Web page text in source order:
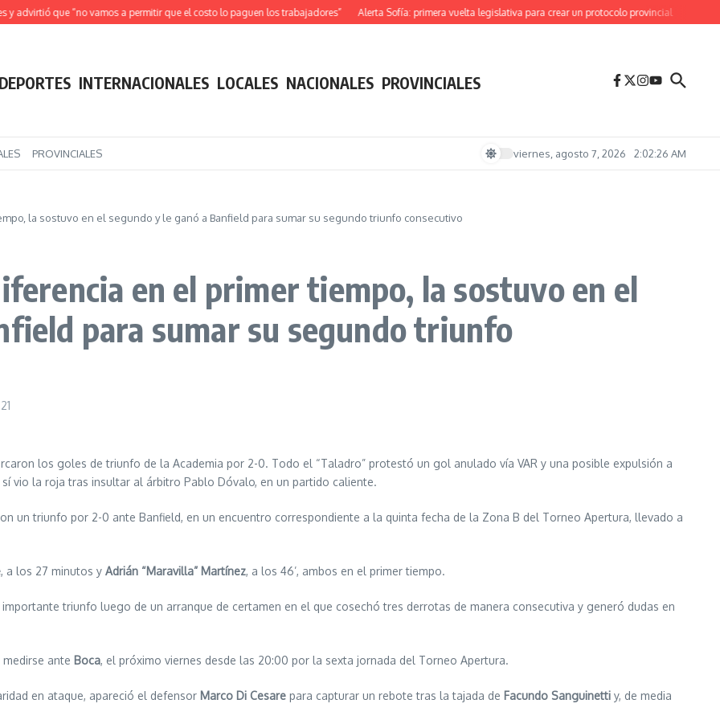
que “no vamos a permitir que el costo lo paguen los trabajadores” Alerta Sofía: primera vuelta legislativa para crear un protocolo provincial Derrota
INTERNACIONALES LOCALES NACIONALES PROVINCIALES
PROVINCIALES viernes, agosto 7, 2026 2:02:27 AM
la sostuvo en el segundo y le ganó a Banfield para sumar su segundo triunfo consecutivo
en el primer tiempo, la sostuvo en el
para sumar su segundo triunfo
los goles de triunfo de la Academia por 2-0. Todo el “Taladro” protestó un gol anulado vía VAR y una posible expulsión a
vio la roja tras insultar al árbitro Pablo Dóvalo, en un partido caliente.
un triunfo por 2-0 ante Banfield, en un encuentro correspondiente a la quinta fecha de la Zona B del Torneo Apertura, llevado a
, a los 27 minutos y Adrián “Maravilla” Martínez, a los 46’, ambos en el primer tiempo.
triunfo luego de un arranque de certamen en el que cosechó tres derrotas de manera consecutiva y generó dudas en
ante Boca, el próximo viernes desde las 20:00 por la sexta jornada del Torneo Apertura.
en ataque, apareció el defensor Marco Di Cesare para capturar un rebote tras la tajada de Facundo Sanguinetti y, de media